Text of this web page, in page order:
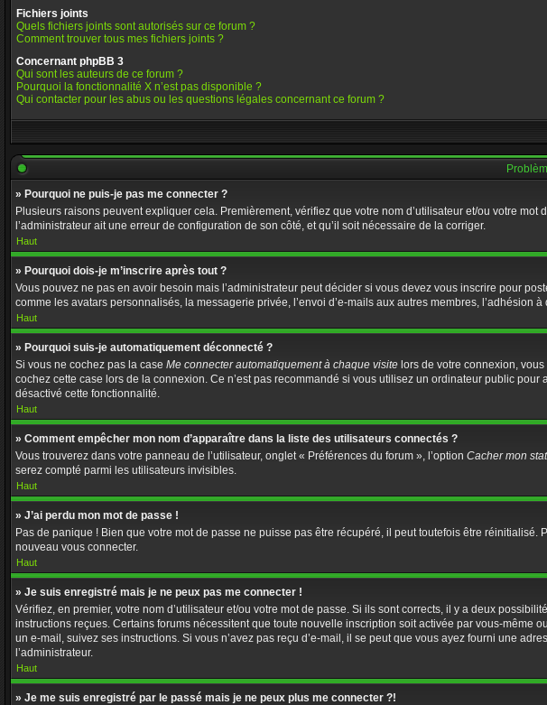
Fichiers joints
Quels fichiers joints sont autorisés sur ce forum ?
Comment trouver tous mes fichiers joints ?
Concernant phpBB 3
Qui sont les auteurs de ce forum ?
Pourquoi la fonctionnalité X n’est pas disponible ?
Qui contacter pour les abus ou les questions légales concernant ce forum ?
» Pourquoi ne puis-je pas me connecter ?
Plusieurs raisons peuvent expliquer cela. Premièrement, vérifiez que votre nom d’utilisateur et/ou votre
l’administrateur ait une erreur de configuration de son côté, et qu’il soit nécessaire de la corriger.
Haut
» Pourquoi dois-je m’inscrire après tout ?
Vous pouvez ne pas en avoir besoin mais l’administrateur peut décider si vous devez vous inscrire pour
comme les avatars personnalisés, la messagerie privée, l’envoi d’e-mails aux autres membres, l’adhésion
Haut
» Pourquoi suis-je automatiquement déconnecté ?
Si vous ne cochez pas la case Me connecter automatiquement à chaque visite lors de votre connexion,
cochez cette case lors de la connexion. Ce n’est pas recommandé si vous utilisez un ordinateur public
désactivé cette fonctionnalité.
Haut
» Comment empêcher mon nom d’apparaître dans la liste des utilisateurs connectés ?
Vous trouverez dans votre panneau de l’utilisateur, onglet « Préférences du forum », l’option Cacher mon
serez compté parmi les utilisateurs invisibles.
Haut
» J’ai perdu mon mot de passe !
Pas de panique ! Bien que votre mot de passe ne puisse pas être récupéré, il peut toutefois être réinitialisé.
nouveau vous connecter.
Haut
» Je suis enregistré mais je ne peux pas me connecter !
Vérifiez, en premier, votre nom d’utilisateur et/ou votre mot de passe. Si ils sont corrects, il y a deux
instructions reçues. Certains forums nécessitent que toute nouvelle inscription soit activée par vous-même
un e-mail, suivez ses instructions. Si vous n’avez pas reçu d’e-mail, il se peut que vous ayez fourni une
l’administrateur.
Haut
» Je me suis enregistré par le passé mais je ne peux plus me connecter ?!